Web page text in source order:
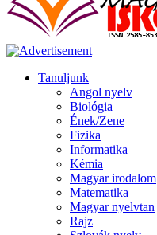
Tanuljunk
Angol nyelv
Biológia
Ének/Zene
Fizika
Informatika
Kémia
Magyar irodalom
Matematika
Magyar nyelvtan
Rajz